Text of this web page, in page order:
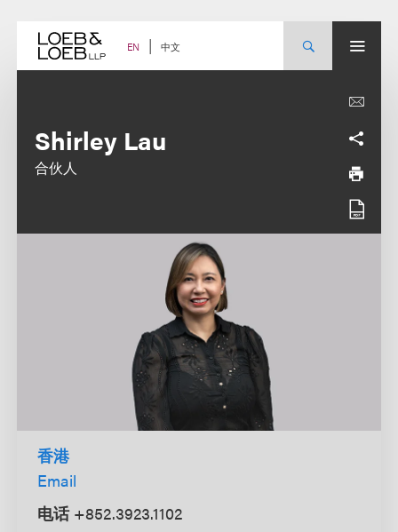
content EN 中文
Shirley Lau
合伙人
香港
Email
电话 +852.3923.1102